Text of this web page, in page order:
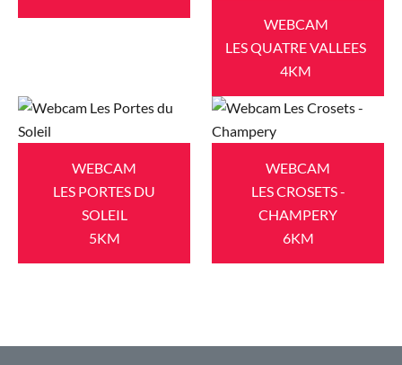
WEBCAM
LES QUATRE VALLEES
4KM
WEBCAM
LES PORTES DU
SOLEIL
5KM
WEBCAM
LES CROSETS -
CHAMPERY
6KM